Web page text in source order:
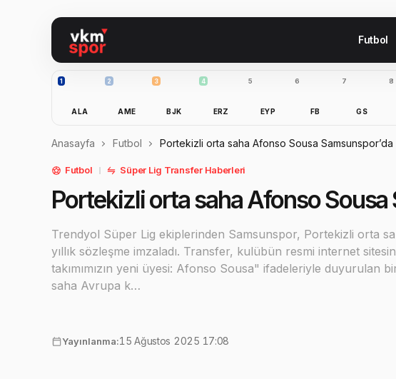
Futbol
1
ALA
2
AME
3
BJK
4
ERZ
5
EYP
6
FB
7
GS
8
Anasayfa Futbol Portekizli orta saha Afonso Sousa Samsunspor’da
Futbol Süper Lig Transfer Haberleri
Portekizli orta saha Afonso Sousa
Trendyol Süper Lig ekiplerinden Samsunspor, Portekizli orta
yıllık sözleşme imzaladı. Transfer, kulübün resmi internet
takımımızın yeni üyesi: Afonso Sousa" ifadeleriyle duyurulan
saha Avrupa k…
Yayınlanma:15 Ağustos 2025 17:08